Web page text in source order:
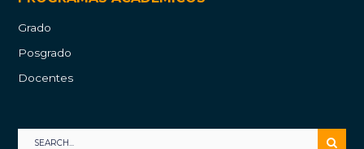
Grado
Posgrado
Docentes